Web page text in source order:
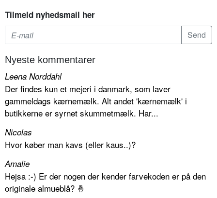
Tilmeld nyhedsmail her
Nyeste kommentarer
Leena Norddahl
Der findes kun et mejeri i danmark, som laver
gammeldags kærnemælk. Alt andet 'kærnemælk' i
butikkerne er syrnet skummetmælk. Har...
Nicolas
Hvor køber man kavs (eller kaus..)?
Amalie
Hejsa :-) Er der nogen der kender farvekoden er på den
originale almueblå? 🤞